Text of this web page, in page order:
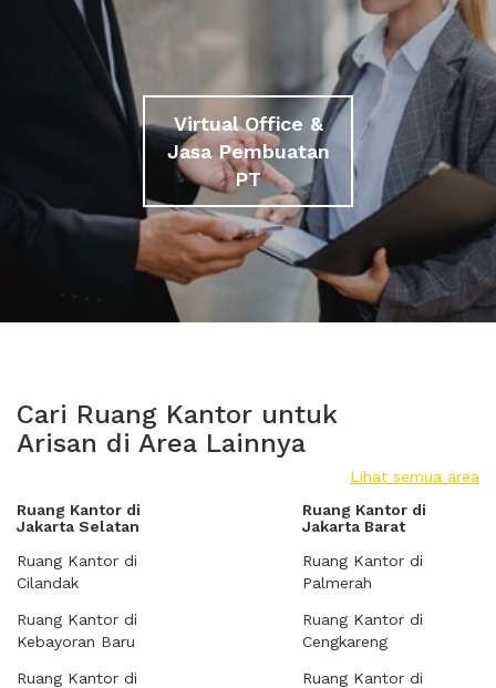
Virtual Office &
Jasa Pembuatan
PT
Cari Ruang Kantor untuk
Arisan di Area Lainnya
Lihat semua area
Ruang Kantor di
Jakarta Selatan
Ruang Kantor di
Cilandak
Ruang Kantor di
Kebayoran Baru
Ruang Kantor di
Ruang Kantor di
Jakarta Barat
Ruang Kantor di
Palmerah
Ruang Kantor di
Cengkareng
Ruang Kantor di